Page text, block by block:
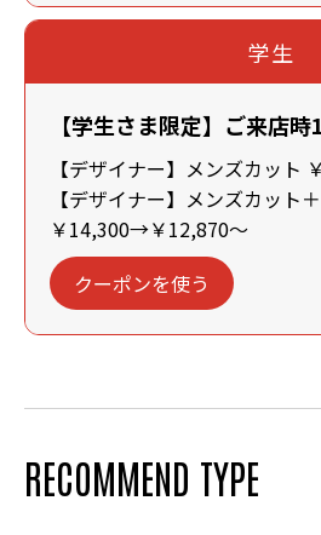
学生
【学生さま限定】ご来店
【デザイナー】メンズカッ
【デザイナー】メンズカット
￥14,300→￥12,870～
クーポンを使う
RECOMMEND TYPE